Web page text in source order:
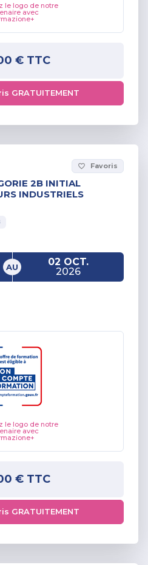
le logo de notre
avec
€ TTC
GRATUITEMENT
favorite_border Favoris
2B INITIAL
INDUSTRIELS
AU
02 OCT.
2026
le logo de notre
avec
€ TTC
GRATUITEMENT